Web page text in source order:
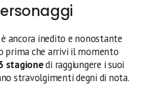
ancora inedito e nonostante
prima che arrivi il momento
stagionedi raggiungere i suoi
stravolgimenti degni di nota.